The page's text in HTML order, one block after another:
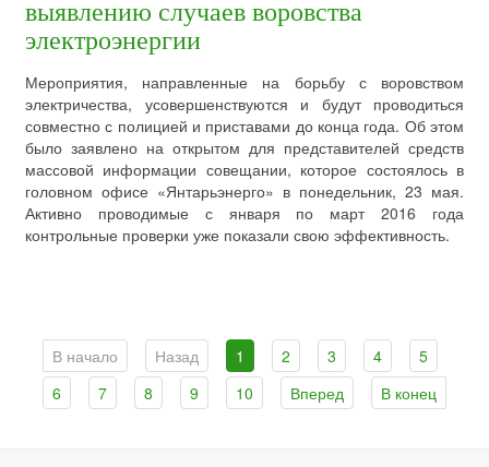
выявлению случаев воровства
электроэнергии
Мероприятия, направленные на борьбу с воровством
электричества, усовершенствуются и будут проводиться
совместно с полицией и приставами до конца года. Об этом
было заявлено на открытом для представителей средств
массовой информации совещании, которое состоялось в
головном офисе «Янтарьэнерго» в понедельник, 23 мая.
Активно проводимые с января по март 2016 года
контрольные проверки уже показали свою эффективность.
В начало Назад 1 2 3 4
5
6
7 8 9 10 Вперед В конец